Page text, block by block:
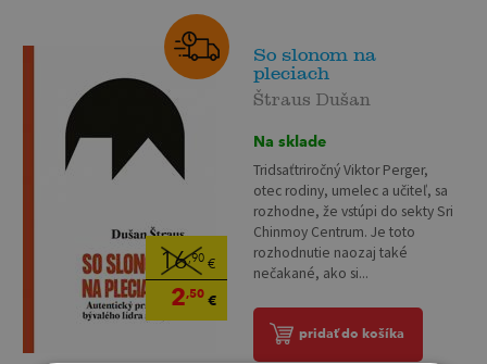
16,90€
2,50€
So slonom na
pleciach
Štraus Dušan
Na sklade
Tridsaťtriročný Viktor Perger,
otec rodiny, umelec a učiteľ, sa
rozhodne, že vstúpi do sekty Sri
Chinmoy Centrum. Je toto
rozhodnutie naozaj také
nečakané, ako si...
pridať do košíka